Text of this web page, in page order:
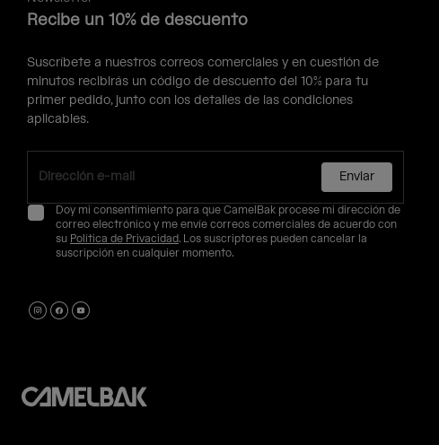
Recibe un 10% de descuento
Suscríbete a nuestros correos comerciales y en cuestión de
minutos recibirás un código de descuento del 10% para tu
primer pedido, junto con los detalles de las condiciones
aplicables.
Enviar
Doy mi consentimiento para que CamelBak procese mi dirección de
correo electrónico y me envíe correos comerciales de acuerdo con
su Política de Privacidad. Los suscriptores pueden cancelar la
suscripción en cualquier momento.